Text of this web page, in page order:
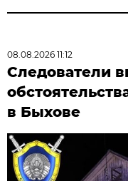
08.08.2026 11:12
Следователи
в Быхове